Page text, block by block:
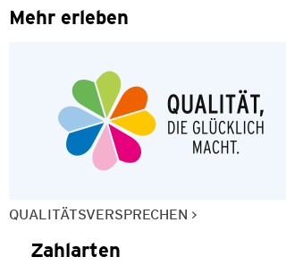
Mehr erleben
QUALITÄTSVERSPRECHEN
Zahlarten